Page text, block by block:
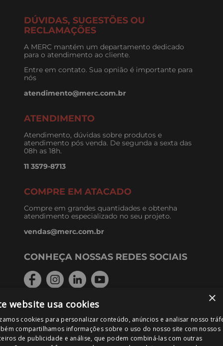
DÚVIDAS, SUGESTÕES OU
RECLAMAÇÕES
A MERC mantém um departamento dedicado
para o atendimento ao cliente.
Entre em contato. Sua opnião é importante para
nós
atendimento@merc.com.br
ATENDIMENTO
Atendimento, dúvidas sobre produtos e
atendimento pós venda. De segunda a sexta das
08h as 18h.
11 3579-8713
COMPRE EM ATACADO
Compre em grandes quantidades e obtenha
atendimento especializado no seu projeto.
vendas@merc.com.br
CONHEÇA NOSSAS REDES SOCIAIS
×
website usa cookies
cookies para personalizar conteúdo, anúncios e analisar nosso
compartilhamos informações sobre o uso do nosso site com nossos
de publicidade e análise, que podem combiná-las com outras